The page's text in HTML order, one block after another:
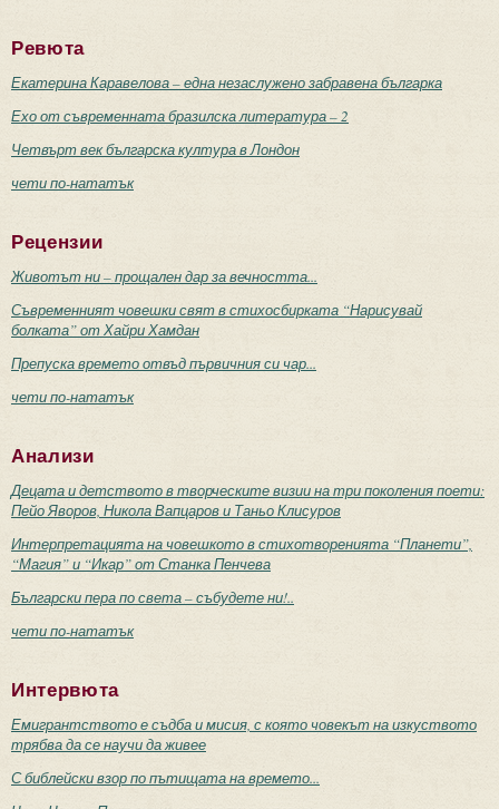
Ревюта
Екатерина Каравелова – една незаслужено забравена българка
Ехо от съвременната бразилска литература – 2
Четвърт век българска култура в Лондон
чети по-нататък
Рецензии
Животът ни – прощален дар за вечността...
Съвременният човешки свят в стихосбирката “Нарисувай
болката” от Хайри Хамдан
Препуска времето отвъд първичния си чар...
чети по-нататък
Анализи
Децата и детството в творческите визии на три поколения поети:
Пейо Яворов, Никола Вапцаров и Таньо Клисуров
Интерпретацията на човешкото в стихотворенията “Планети”,
“Магия” и “Икар” от Станка Пенчева
Български пера по света – събудете ни!..
чети по-нататък
Интервюта
Емигрантството е съдба и мисия, с която човекът на изкуството
трябва да се научи да живее
С библейски взор по пътищата на времето...